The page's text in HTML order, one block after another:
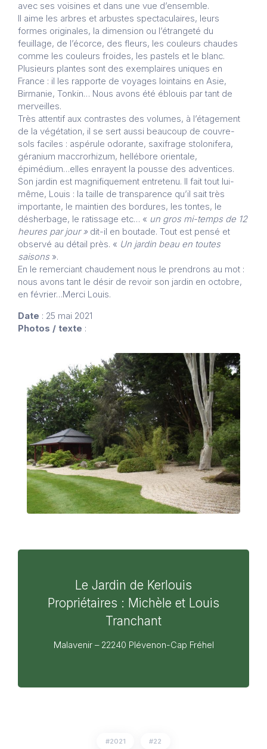
avec ses voisines et dans une vue d’ensemble.
Il aime les arbres et arbustes spectaculaires, leurs
formes originales, la dimension ou l’étrangeté du
feuillage, de l’écorce, des fleurs, les couleurs chaudes
comme les couleurs froides, les pastels et le blanc.
Plusieurs plantes sont des exemplaires uniques en
France : il les rapporte de voyages lointains en Asie,
Birmanie, Tonkin… Nous avons été éblouis par tant de
merveilles.
Très attentif aux contrastes des volumes, à l’étagement
de la végétation, il se sert aussi beaucoup de couvre-
sols faciles : aspérule odorante, saxifrage stolonifera,
géranium maccrorhizum, hellébore orientale,
épimédium…elles enrayent la pousse des adventices.
Son jardin est magnifiquement entretenu. Il fait tout lui-
même, Louis : la taille de transparence qu’il sait très
importante, le maintien des bordures, les tontes, le
désherbage, le ratissage etc… « un gros mi-temps de 12
heures par jour » dit-il en boutade. Tout est pensé et
observé au détail près. « Un jardin beau en toutes
saisons ».
En le remerciant chaudement nous le prendrons au mot :
nous avons tant le désir de revoir son jardin en octobre,
en février…Merci Louis.
Date : 25 mai 2021
Photos / texte :
Le Jardin de Kerlouis
Propriétaires : Michèle et Louis
Tranchant
Malavenir – 22240 Plévenon-Cap Fréhel
2021 22